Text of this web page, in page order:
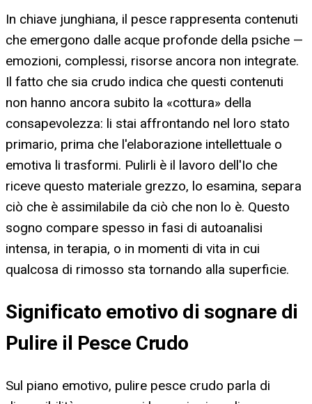
In chiave junghiana, il pesce rappresenta contenuti
che emergono dalle acque profonde della psiche —
emozioni, complessi, risorse ancora non integrate.
Il fatto che sia crudo indica che questi contenuti
non hanno ancora subito la «cottura» della
consapevolezza: li stai affrontando nel loro stato
primario, prima che l'elaborazione intellettuale o
emotiva li trasformi. Pulirli è il lavoro dell'Io che
riceve questo materiale grezzo, lo esamina, separa
ciò che è assimilabile da ciò che non lo è. Questo
sogno compare spesso in fasi di autoanalisi
intensa, in terapia, o in momenti di vita in cui
qualcosa di rimosso sta tornando alla superficie.
Significato emotivo di sognare di
Pulire il Pesce Crudo
Sul piano emotivo, pulire pesce crudo parla di